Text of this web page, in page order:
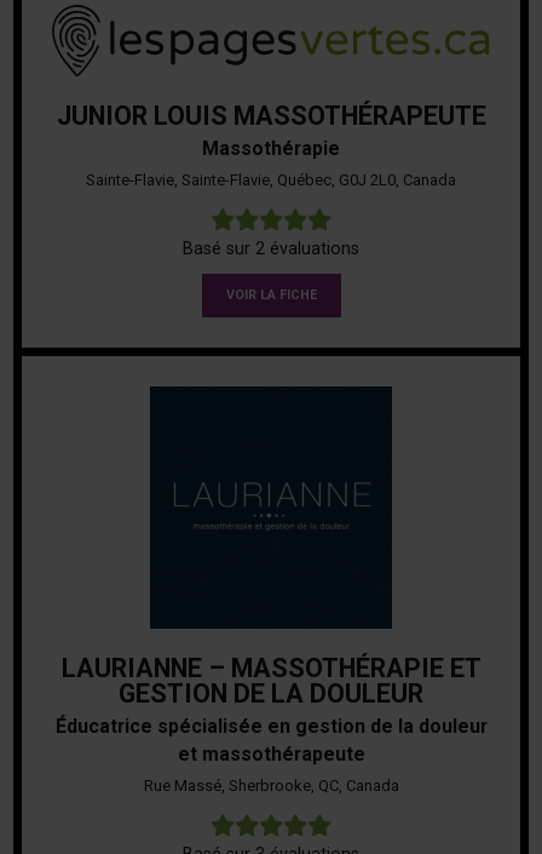
JUNIOR LOUIS MASSOTHÉRAPEUTE
Massothérapie
Sainte-Flavie, Sainte-Flavie, Québec, G0J 2L0, Canada
Basé sur 2 évaluations
VOIR LA FICHE
LAURIANNE – MASSOTHÉRAPIE ET
GESTION DE LA DOULEUR
Éducatrice spécialisée en gestion de la douleur
et massothérapeute
Rue Massé, Sherbrooke, QC, Canada